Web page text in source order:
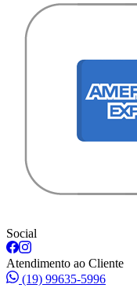
Social
Atendimento ao Cliente
(19) 99635-5996